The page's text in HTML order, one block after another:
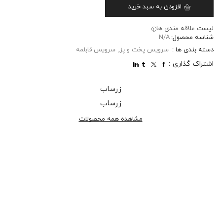
افزودن به سبد خرید
لیست علاقه مندی ها
شناسه محصول: N/A
دسته بندی ها : سرویس پخت و پز, سرویس قابلمه
اشتراک گذاری :
زرساب
زرساب
مشاهده همه محصولات